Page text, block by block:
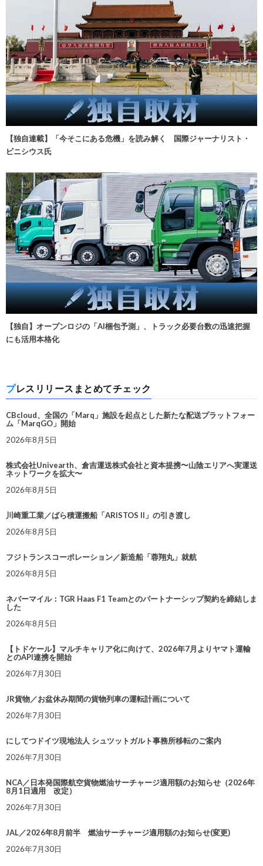
【独自連載】「今そこにある危機」を読み解く 国際ジャーナリスト・
ビニシウス氏
【独自】オープンロジの「AI梱包予測」、トラック必要台数の迅速把握
にも活用本格化
プレスリリースまとめてチェック
CBcloud、全国の「Marq」施設を起点とした新たな配送プラットフォー
ム「MarqGO」開始
2026年8月5日
株式会社Univearth、倉吉運送株式会社と資本提携〜山陰エリアへ実運送
ネットワークを拡大〜
2026年8月5日
川崎重工業／ばら積運搬船「ARISTOS II」の引き渡し
2026年8月5日
フジトランスコーポレーション／新造船「蓉翔丸」就航
2026年8月5日
ネバーマイル：TGR Haas F1 Teamとのパートナーシップ契約を締結しま
した
2026年8月5日
【トドケール】マルチキャリア化に向けて、2026年7月よりヤマト運輸
とのAPI連携を開始
2026年7月30日
JR貨物／お盆休み期間の貨物列車の運転計画について
2026年7月30日
にしてつドイツ現地法人 シュツットガルト事務所移転のご案内
2026年7月30日
NCA／日本発国際航空貨物燃油サーチャージ適用額のお知らせ（2026年
8月1日適用 改定）
2026年7月30日
JAL／2026年8月前半 燃油サーチャージ適用額のお知らせ(変更)
2026年7月30日